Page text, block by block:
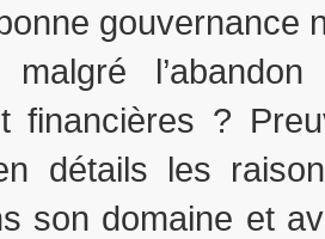
gouvernance
financières ?
détails les
son domaine et